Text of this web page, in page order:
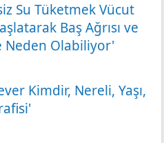
Su Tüketmek Vücut
Baş Ağrısı ve
Neden Olabiliyor'
Kimdir, Nereli, Yaşı,